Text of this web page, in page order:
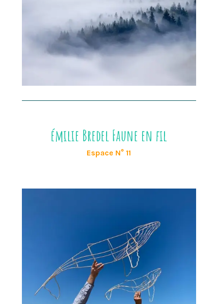
émilie Bredel Faune en fil
Espace N° 11